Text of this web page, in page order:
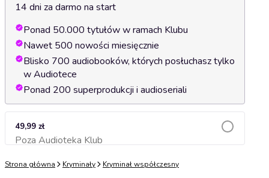
14 dni za darmo na start
Ponad 50.000 tytułów w ramach Klubu
Nawet 500 nowości miesięcznie
Blisko 700 audiobooków, których posłuchasz tylko
w Audiotece
Ponad 200 superprodukcji i audioseriali
49,99 zł
Poza Audioteka KlubDodaj do koszyka
Strona główna Kryminały Kryminał współczesny